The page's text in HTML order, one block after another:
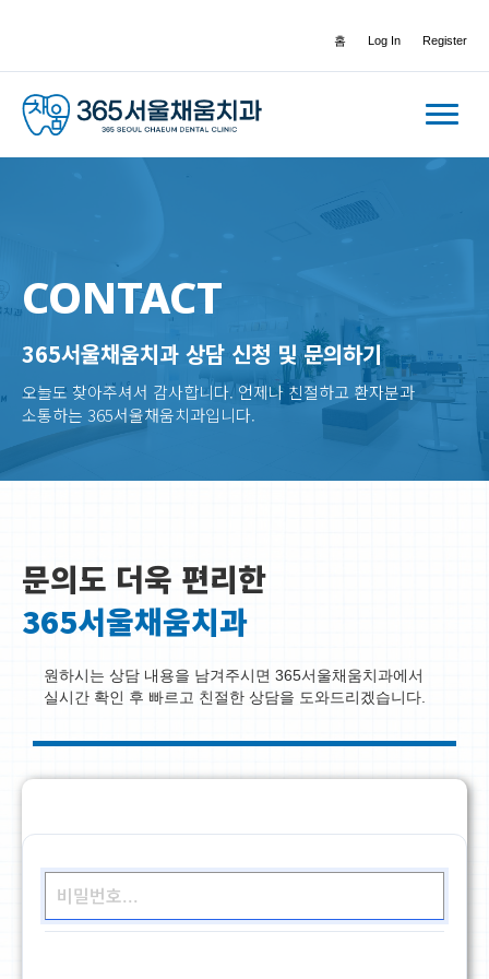
홈 Log In Register
CONTACT
365서울채움치과 상담 신청 및 문의하기
오늘도 찾아주셔서 감사합니다. 언제나 친절하고 환자분과
소통하는 365서울채움치과입니다.
문의도 더욱 편리한
365서울채움치과
원하시는 상담 내용을 남겨주시면 365서울채움치과에서
실시간 확인 후 빠르고 친절한 상담을 도와드리겠습니다.